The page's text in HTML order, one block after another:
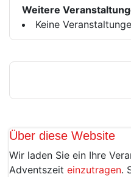
Weitere
Keine
Über diese Website
Wir laden Sie ein Ihre
Adventszeit einzutragen.